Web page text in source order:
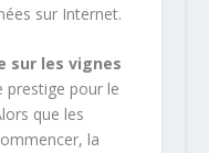
sur Internet.
sur les vignes
prestige pour le
que les
la